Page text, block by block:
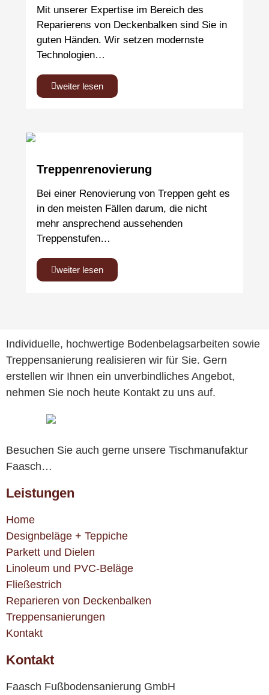
Mit unserer Expertise im Bereich des
Reparierens von Deckenbalken sind Sie in
guten Händen. Wir setzen modernste
Technologien…
weiter lesen
Treppenrenovierung
Bei einer Renovierung von Treppen geht es
in den meisten Fällen darum, die nicht
mehr ansprechend aussehenden
Treppenstufen…
weiter lesen
Individuelle, hochwertige Bodenbelagsarbeiten sowie
Treppensanierung realisieren wir für Sie. Gern
erstellen wir Ihnen ein unverbindliches Angebot,
nehmen Sie noch heute Kontakt zu uns auf.
Besuchen Sie auch gerne unsere Tischmanufaktur
Faasch…
Leistungen
Home
Designbeläge + Teppiche
Parkett und Dielen
Linoleum und PVC-Beläge
Fließestrich
Reparieren von Deckenbalken
Treppensanierungen
Kontakt
Kontakt
Faasch Fußbodensanierung GmbH